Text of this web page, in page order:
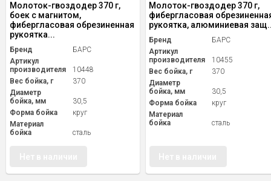
Молоток-гвоздодер 370 г,
боек с магнитом,
фибергласовая обрезиненная
рукоятка...
Бренд
БАРС
Артикул
производителя
10448
Вес бойка, г
370
Диаметр
бойка, мм
30,5
Форма бойка
круг
Материал
бойка
сталь
Молоток-гвоздодер 370 г,
фибергласовая
рукоятка, алюминиевая
Бренд
БАРС
Артикул
производителя
10455
Вес бойка, г
370
Диаметр
бойка, мм
30,5
Форма бойка
круг
Материал
бойка
сталь